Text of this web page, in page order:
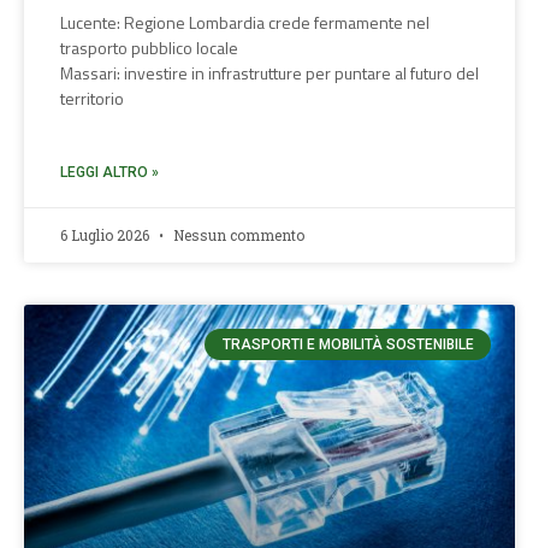
Lucente: Regione Lombardia crede fermamente nel
trasporto pubblico locale
Massari: investire in infrastrutture per puntare al futuro del
territorio
LEGGI ALTRO »
6 Luglio 2026 Nessun commento
TRASPORTI E MOBILITÀ SOSTENIBILE